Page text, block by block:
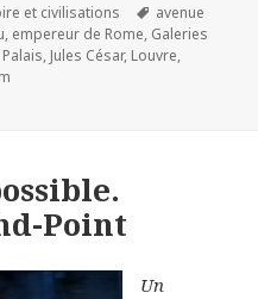
et civilisations
Mots-
clés
avenue
, empereur de Rome, Galeries
, Jules César, Louvre,
Point
Un